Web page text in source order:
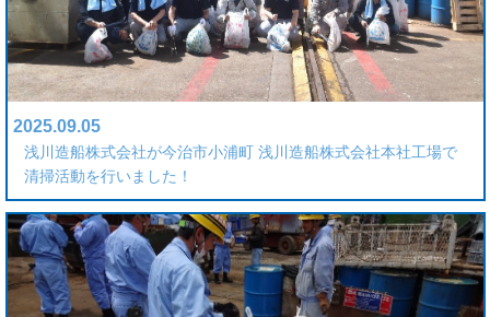
2025.09.05
浅川造船株式会社が今治市小浦町 浅川造船株式会社本社工場で
清掃活動を行いました！